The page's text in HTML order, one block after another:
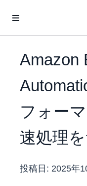
Amazon
フォー
速処理
投稿日: 2025年